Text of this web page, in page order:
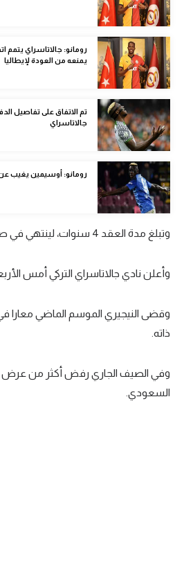
كرة طائرة
الوطن العربي
في المونديال
رياضة نسائية
آسيا
ركن الألعاب
أقسام خاصة
ميركاتو
تحقيق في الجول
تقرير في الجول
حكايات في الجول
رومانو: جالاتاسراي يتمم
يمنعه من العودة لإيطاليا
تم الاتفاق على تفاصيل
جالاتاسراي
رومانو: أوسيمين يغيب
وتبلغ مدة العقد 4 سنوات، لينتهي في صيف 2029.
وأعلن نادي جالاتاسراي التركي أمس
وقضى النيجيري الموسم الماضي معارا
ذاته.
وفي الصيف الجاري رفض أكثر من عرض
السعودي.